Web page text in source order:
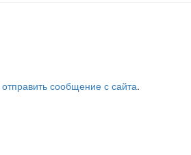
отправить сообщение с сайта.